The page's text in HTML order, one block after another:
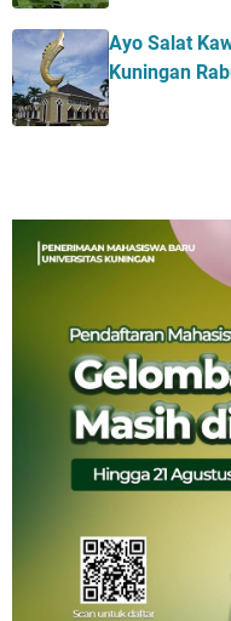
Ayo Salat
Kuningan